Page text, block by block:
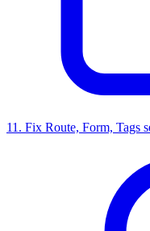
11 . Fix Route, Form, Tags